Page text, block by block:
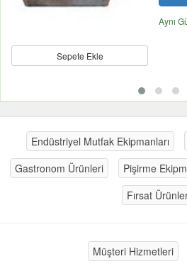
Sepete Ekle
Aynı
Endüstriyel Mutfak Ekipmanları
Gastronom Ürünleri
Pişirme
Fırsat
Müşteri Hizmetleri